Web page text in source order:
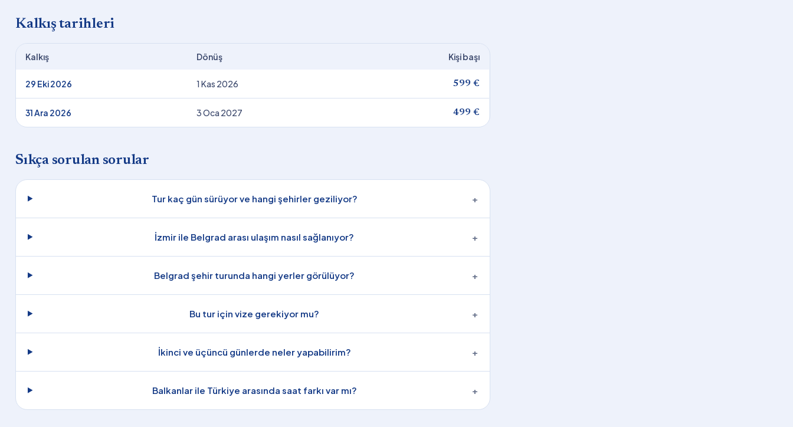
Kalkış tarihleri
Kalkış Dönüş Kişi başı
29 Eki 2026 1 Kas 2026 599 €
31 Ara 2026 3 Oca 2027 499 €
Sıkça sorulan sorular
Tur kaç gün sürüyor ve hangi şehirler geziliyor? +
İzmir ile Belgrad arası ulaşım nasıl sağlanıyor? +
Belgrad şehir turunda hangi yerler görülüyor? +
Bu tur için vize gerekiyor mu? +
İkinci ve üçüncü günlerde neler yapabilirim? +
Balkanlar ile Türkiye arasında saat farkı var mı? +